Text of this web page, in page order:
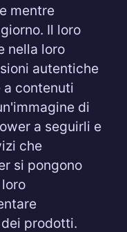
mentre
Il loro
nella loro
autentiche
a contenuti
di
a seguirli e
che
si pongono
prodotti.